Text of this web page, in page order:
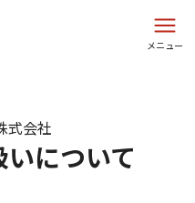
メニュー
について
式会社